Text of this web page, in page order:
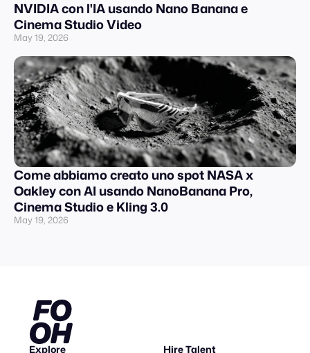
NVIDIA con l'IA usando Nano Banana e
Cinema Studio Video
May 19, 2026
Come abbiamo creato uno spot NASA x
Oakley con AI usando NanoBanana Pro,
Cinema Studio e Kling 3.0
May 19, 2026
Explore Hire Talent